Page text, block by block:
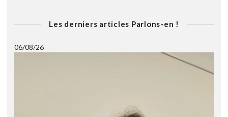
Les derniers articles Parlons-en !
06/08/26